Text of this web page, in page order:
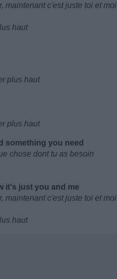
maintenant c'est juste toi et moi
haut
plus haut
plus haut
something you need
chose dont tu as besoin
it's just you and mе
maintenant c'est juste toi et moi
haut